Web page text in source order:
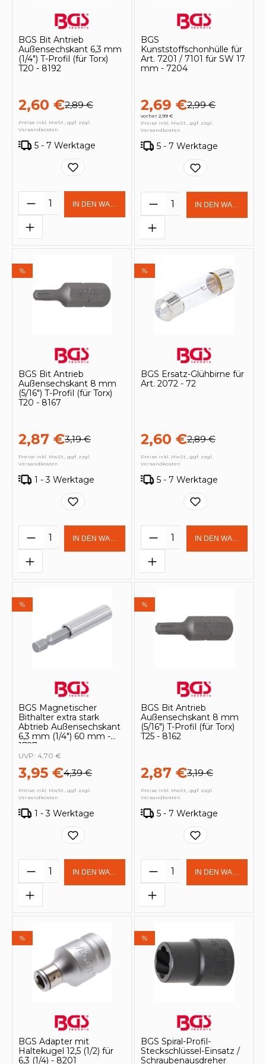
BGS Bit Antrieb
Außensechskant 6,3 mm
(1/4") T-Profil (für Torx)
T20 - 8192
2,60 €2,89 €
Preise inkl. MwSt., ggf. zzgl.
Versandkosten
5 - 7 Werktage
Produkt Anzahl: Gib den
IN DEN WARENKORB
BGS
Kunststoffschonhülle für
Art. 7201 / 7101 für SW 17
mm - 7204
2,69 €2,99 €
vorher 2,99 €
Preise inkl. MwSt., ggf. zzgl.
Versandkosten
5 - 7 Werktage
Produkt Anzahl:
IN DEN
%
BGS Bit Antrieb
Außensechskant 8 mm
(5/16") T-Profil (für Torx)
T20 - 8167
2,87 €3,19 €
Preise inkl. MwSt., ggf. zzgl.
Versandkosten
1 - 3 Werktage
Produkt Anzahl: Gib den
IN DEN WARENKORB
%
BGS Ersatz-Glühbirne für
Art. 2072 - 72
2,60 €2,89 €
Preise inkl. MwSt., ggf. zzgl.
Versandkosten
5 - 7 Werktage
Produkt Anzahl:
IN DEN
%
BGS Magnetischer
Bithalter extra stark
Abtrieb Außensechskant
6,3 mm (1/4") 60 mm -
1727
3,95 €4,39 €
UVP: 4,70 €
Preise inkl. MwSt., ggf. zzgl.
Versandkosten
1 - 3 Werktage
Produkt Anzahl: Gib den
IN DEN WARENKORB
%
BGS Bit Antrieb
Außensechskant 8 mm
(5/16") T-Profil (für Torx)
T25 - 8162
2,87 €3,19 €
Preise inkl. MwSt., ggf. zzgl.
Versandkosten
5 - 7 Werktage
Produkt Anzahl:
IN DEN
%
BGS Adapter mit
Haltekugel 12,5 (1/2) für
6,3 (1/4) - 8201
%
BGS Spiral-Profil-
Steckschlüssel-Einsatz /
Schraubenausdreher